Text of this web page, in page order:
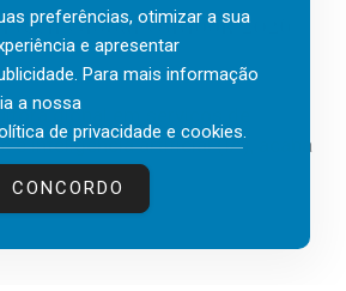
Global Outlook 2026
global em serviços de
e inteligência artificial (IA), acaba
preferências, otimizar a sua
e apresentar
Para mais informação
a nossa
de privacidade e cookies.
CONCORDO